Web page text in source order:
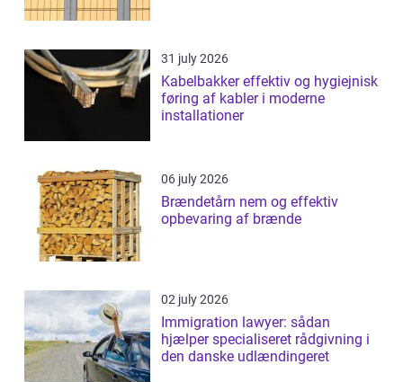
31 july 2026
Kabelbakker effektiv og hygiejnisk
føring af kabler i moderne
installationer
06 july 2026
Brændetårn nem og effektiv
opbevaring af brænde
02 july 2026
Immigration lawyer: sådan
hjælper specialiseret rådgivning i
den danske udlændingeret